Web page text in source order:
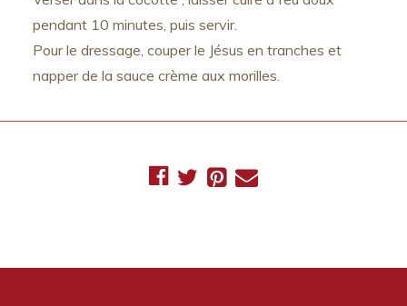
pendant 10 minutes, puis servir.
Pour le dressage, couper le Jésus en tranches et
napper de la sauce crème aux morilles.